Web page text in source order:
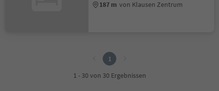
187 m von Klausen Zentrum
1
1 - 30 von 30 Ergebnissen